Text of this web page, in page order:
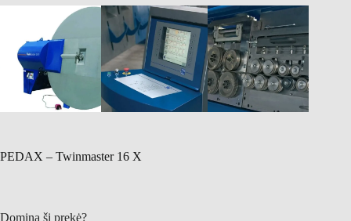
PEDAX – Twinmaster 16 X
Domina ši prekė?